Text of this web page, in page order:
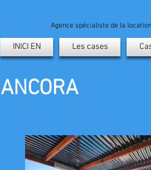
Agence spécialiste de la
INICI EN Les cases
ANCORA